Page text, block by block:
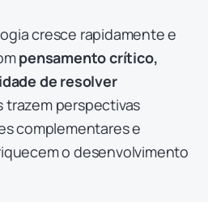
cresce rapidamente e
pensamento crítico,
de resolver
trazem perspectivas
complementares e
o desenvolvimento